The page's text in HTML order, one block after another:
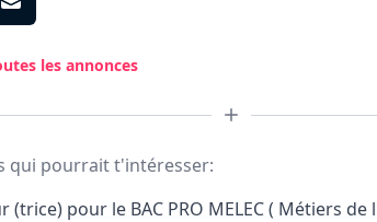
les annonces
qui pourrait t'intéresser:
(trice) pour le BAC PRO MELEC ( Métiers